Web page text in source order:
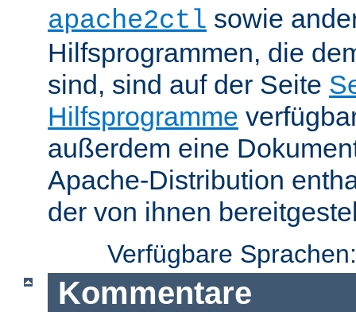
apache2ctl sowie
Hilfsprogrammen, die
sind, sind auf der Seite
Hilfsprogramme
außerdem eine
Apache-Distribution
der von ihnen
Verfügbare
Kommentare